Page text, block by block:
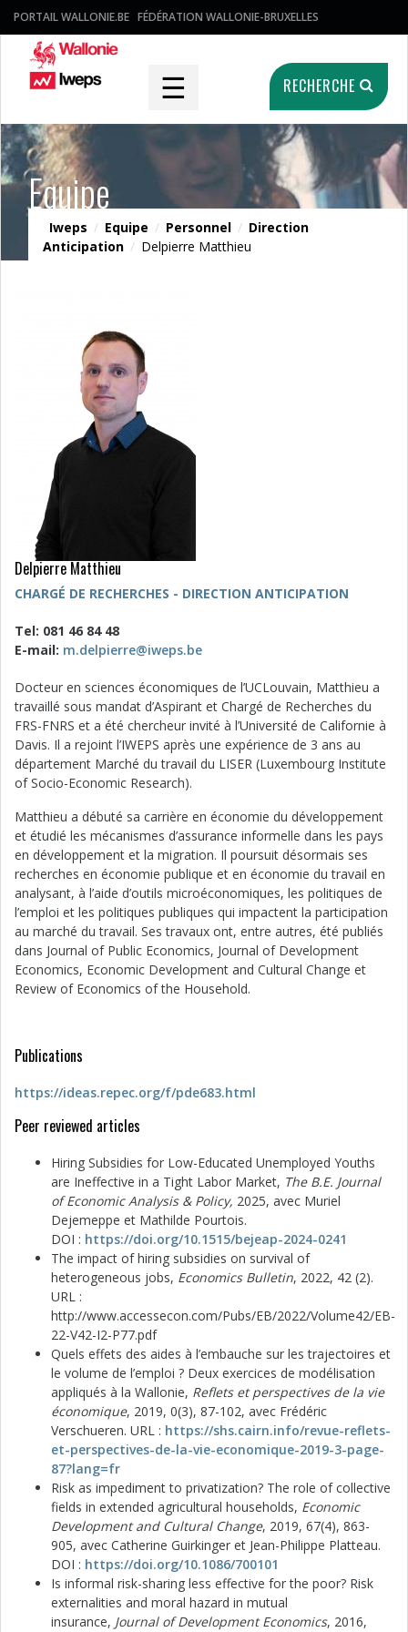
PORTAIL WALLONIE.BE FÉDÉRATION WALLONIE-BRUXELLES
☰ RECHERCHE
Equipe
Iweps / Equipe / Personnel / Direction
Anticipation / Delpierre Matthieu
Delpierre Matthieu
CHARGÉ DE RECHERCHES - DIRECTION ANTICIPATION
Tel: 081 46 84 48
E-mail: m.delpierre@iweps.be
Docteur en sciences économiques de l’UCLouvain, Matthieu a
travaillé sous mandat d’Aspirant et Chargé de Recherches du
FRS-FNRS et a été chercheur invité à l’Université de Californie à
Davis. Il a rejoint l’IWEPS après une expérience de 3 ans au
département Marché du travail du LISER (Luxembourg Institute
of Socio-Economic Research).
Matthieu a débuté sa carrière en économie du développement
et étudié les mécanismes d’assurance informelle dans les pays
en développement et la migration. Il poursuit désormais ses
recherches en économie publique et en économie du travail en
analysant, à l’aide d’outils microéconomiques, les politiques de
l’emploi et les politiques publiques qui impactent la participation
au marché du travail. Ses travaux ont, entre autres, été publiés
dans Journal of Public Economics, Journal of Development
Economics, Economic Development and Cultural Change et
Review of Economics of the Household.
Publications
https://ideas.repec.org/f/pde683.html
Peer reviewed articles
Hiring Subsidies for Low-Educated Unemployed Youths
are Ineffective in a Tight Labor Market, The B.E. Journal
of Economic Analysis & Policy, 2025, avec Muriel
Dejemeppe et Mathilde Pourtois.
DOI : https://doi.org/10.1515/bejeap-2024-0241
The impact of hiring subsidies on survival of
heterogeneous jobs, Economics Bulletin, 2022, 42 (2).
URL :
http://www.accessecon.com/Pubs/EB/2022/Volume42/EB-
22-V42-I2-P77.pdf
Quels effets des aides à l’embauche sur les trajectoires et
le volume de l’emploi ? Deux exercices de modélisation
appliqués à la Wallonie, Reflets et perspectives de la vie
économique, 2019, 0(3), 87-102, avec Frédéric
Verschueren. URL : https://shs.cairn.info/revue-reflets-
et-perspectives-de-la-vie-economique-2019-3-page-
87?lang=fr
Risk as impediment to privatization? The role of collective
fields in extended agricultural households, Economic
Development and Cultural Change, 2019, 67(4), 863-
905, avec Catherine Guirkinger et Jean-Philippe Platteau.
DOI : https://doi.org/10.1086/700101
Is informal risk-sharing less effective for the poor? Risk
externalities and moral hazard in mutual
insurance, Journal of Development Economics, 2016,